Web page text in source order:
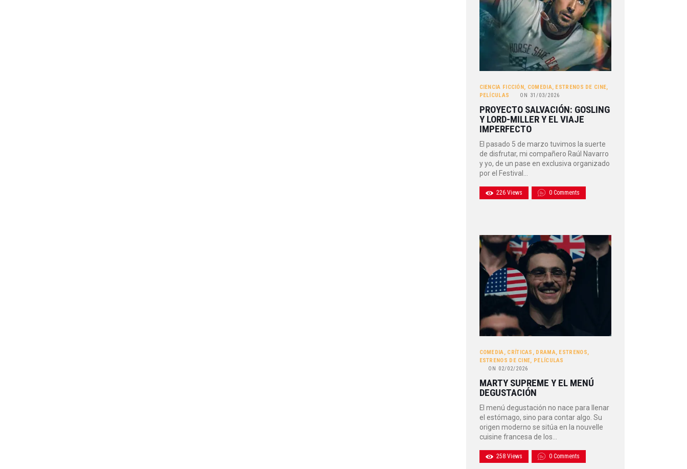
CIENCIA FICCIÓN, COMEDIA, ESTRENOS DE CINE,
PELÍCULAS
ON 31/03/2026
PROYECTO SALVACIÓN: GOSLING
Y LORD-MILLER Y EL VIAJE
IMPERFECTO
El pasado 5 de marzo tuvimos la suerte
de disfrutar, mi compañero Raúl Navarro
y yo, de un pase en exclusiva organizado
por el Festival…
226 Views 0 Comments
COMEDIA, CRÍTICAS , DRAMA, ESTRENOS,
ESTRENOS DE CINE, PELÍCULAS
ON 02/02/2026
MARTY SUPREME Y EL MENÚ
DEGUSTACIÓN
El menú degustación no nace para llenar
el estómago, sino para contar algo. Su
origen moderno se sitúa en la nouvelle
cuisine francesa de los…
258 Views 0 Comments